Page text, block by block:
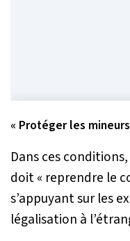
« Protéger les
Dans ces
doit « reprendre le
s’appuyant sur les
légalisation à